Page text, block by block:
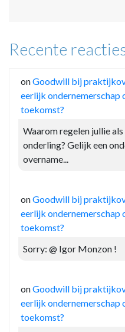
Recente
onGoodwill bij
eerlijk ondernemerschap
toekomst?
Waarom regelen jullie
onderling? Gelijk een
overname...
onGoodwill bij
eerlijk ondernemerschap
toekomst?
Sorry: @ Igor Monzon !
onGoodwill bij
eerlijk ondernemerschap
toekomst?